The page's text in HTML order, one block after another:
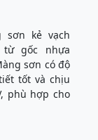
sơn kẻ vạch
gốc nhựa
sơn có độ
tốt và chịu
phù hợp cho